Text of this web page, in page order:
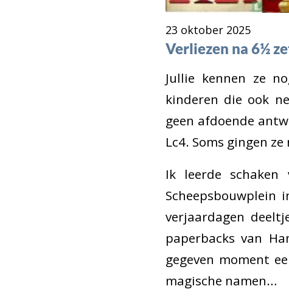
23 oktober 2025
Verliezen na 6½
Jullie kennen ze
kinderen die ook
geen afdoende
Lc4. Soms gingen
Ik leerde
Scheepsbouwplein
verjaardagen
paperbacks van
gegeven moment
magische namen…